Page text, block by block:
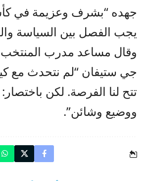
جهده “بشرف وعزيمة في
يجب الفصل بين السياسة
وقال مساعد مدرب
جي ستيفان “لم نتحدث مع
تتح لنا الفرصة. لكن
ووضيع وشائن”.